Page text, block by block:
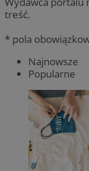
treść.
* pola
Najnowsze
Popularne